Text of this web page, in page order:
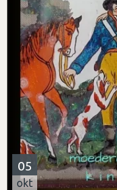
05
okt